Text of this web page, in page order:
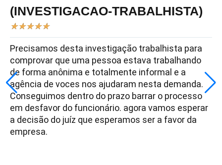
(INVESTIGACAO-TRABALHISTA)
★★★★★
Precisamos desta investigação trabalhista para
comprovar que uma pessoa estava trabalhando
de forma anônima e totalmente informal e a
agência de voces nos ajudaram nesta demanda.
Conseguimos dentro do prazo barrar o processo
em desfavor do funcionário. agora vamos esperar
a decisão do juíz que esperamos ser a favor da
empresa.